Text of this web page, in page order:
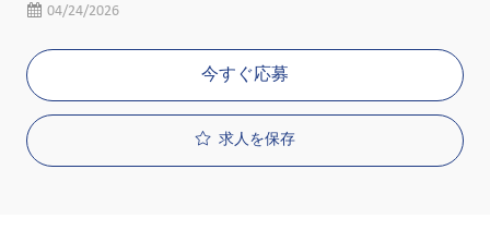
投稿日04/24/2026
今すぐ応募
求人を保存